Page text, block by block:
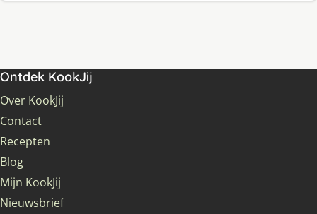
Ontdek KookJij
Over KookJij
Contact
Recepten
Blog
Mijn KookJij
Nieuwsbrief